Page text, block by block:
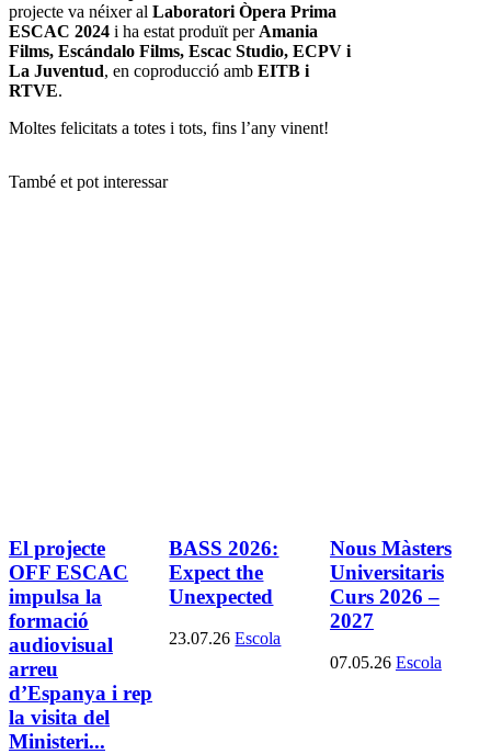
projecte va néixer al Laboratori Òpera Prima
ESCAC 2024 i ha estat produït per Amania
Films, Escándalo Films, Escac Studio, ECPV i
La Juventud, en coproducció amb EITB i
RTVE.
Moltes felicitats a totes i tots, fins l’any vinent!
També et pot interessar
El projecte
OFF ESCAC
impulsa la
formació
audiovisual
arreu
d’Espanya i rep
la visita del
Ministeri...
BASS 2026:
Expect the
Unexpected
23.07.26 Escola
Nous Màsters
Universitaris
Curs 2026 –
2027
07.05.26 Escola